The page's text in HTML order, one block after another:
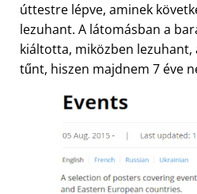
úttestre lépve, aminek
lezuhant. A látomásban a
kiáltotta, miközben
tűnt, hiszen majdnem 7 éve